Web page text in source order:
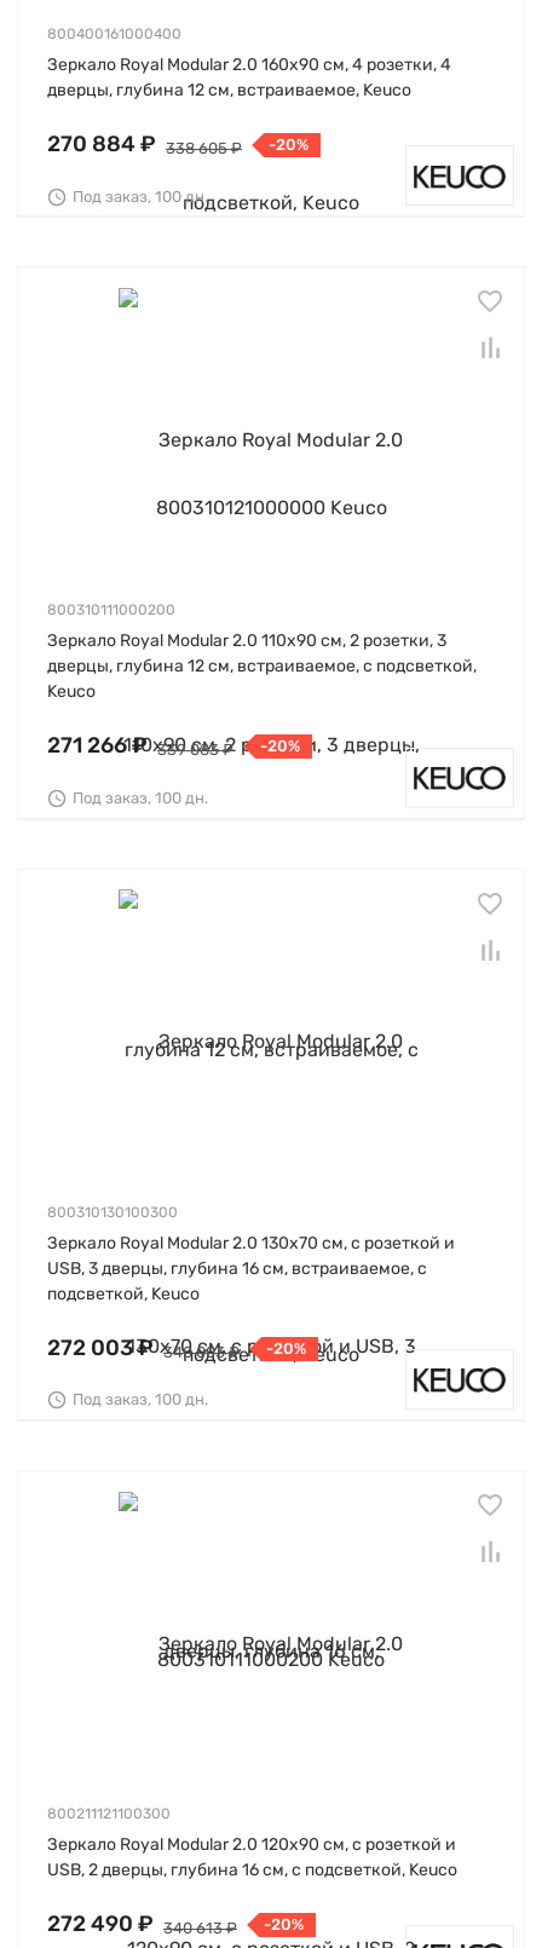
800400161000400
Зеркало Royal Modular 2.0 160х90 см, 4 розетки, 4
дверцы, глубина 12 см, встраиваемое, Keuco
270 884 ₽ 338 605 ₽ -20%
Под заказ, 100 дн.
800310111000200
Зеркало Royal Modular 2.0 110х90 см, 2 розетки, 3
дверцы, глубина 12 см, встраиваемое, с подсветкой,
Keuco
271 266 ₽ 339 083 ₽ -20%
Под заказ, 100 дн.
800310130100300
Зеркало Royal Modular 2.0 130х70 см, с розеткой и
USB, 3 дверцы, глубина 16 см, встраиваемое, с
подсветкой, Keuco
272 003 ₽ 340 003 ₽ -20%
Под заказ, 100 дн.
800211121100300
Зеркало Royal Modular 2.0 120х90 см, с розеткой и
USB, 2 дверцы, глубина 16 см, с подсветкой, Keuco
272 490 ₽ 340 613 ₽ -20%